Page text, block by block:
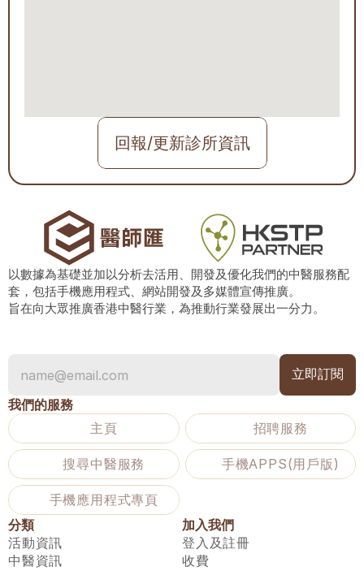
回報/更新診所資訊
以數據為基礎並加以分析去活用、開發及優化我們的中醫服務配
套，包括手機應用程式、網站開發及多媒體宣傳推廣。
旨在向大眾推廣香港中醫行業，為推動行業發展出一分力。
我們的服務
主頁
招聘服務
搜尋中醫服務 手機APPS(用戶版)
手機應用程式專頁
分類
活動資訊
中醫資訊
加入我們
登入及註冊
收費